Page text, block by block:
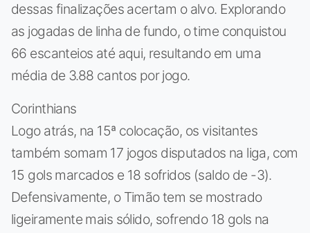
dessas finalizações acertam o alvo. Explorando
as jogadas de linha de fundo, o time conquistou
66 escanteios até aqui, resultando em uma
média de 3.88 cantos por jogo.
Corinthians
Logo atrás, na 15ª colocação, os visitantes
também somam 17 jogos disputados na liga, com
15 gols marcados e 18 sofridos (saldo de -3).
Defensivamente, o Timão tem se mostrado
ligeiramente mais sólido, sofrendo 18 gols na